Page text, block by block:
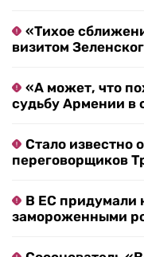
«Тихое
визитом
«А может, что
судьбу Армении в
Стало известно
переговорщиков
В ЕС придумали
замороженными